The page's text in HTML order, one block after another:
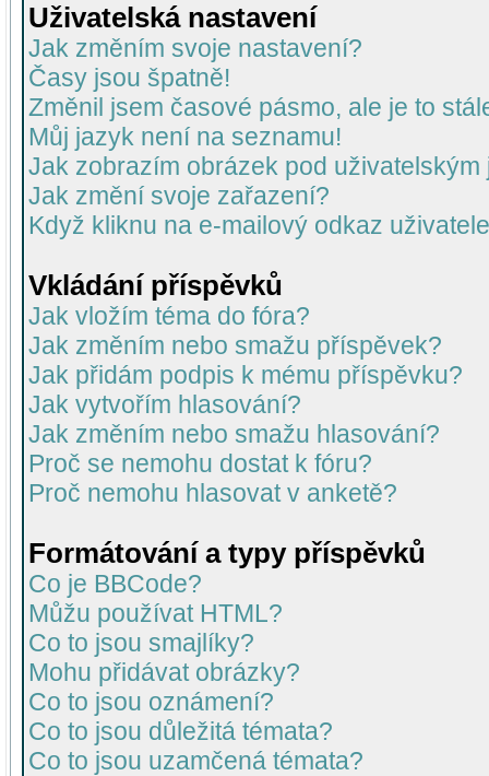
Uživatelská nastavení
Jak změním svoje nastavení?
Časy jsou špatně!
Změnil jsem časové pásmo, ale je to
Můj jazyk není na seznamu!
Jak zobrazím obrázek pod uživatelským
Jak změní svoje zařazení?
Když kliknu na e-mailový odkaz
Vkládání příspěvků
Jak vložím téma do fóra?
Jak změním nebo smažu příspěvek?
Jak přidám podpis k mému příspěvku?
Jak vytvořím hlasování?
Jak změním nebo smažu hlasování?
Proč se nemohu dostat k fóru?
Proč nemohu hlasovat v anketě?
Formátování a typy příspěvků
Co je BBCode?
Můžu používat HTML?
Co to jsou smajlíky?
Mohu přidávat obrázky?
Co to jsou oznámení?
Co to jsou důležitá témata?
Co to jsou uzamčená témata?